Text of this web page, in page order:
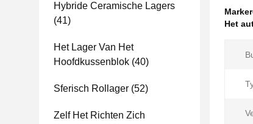
Hybride Ceramische Lagers
(41)
Het Lager Van Het
Hoofdkussenblok (40)
Sferisch Rollager (52)
Zelf Het Richten Zich
Het